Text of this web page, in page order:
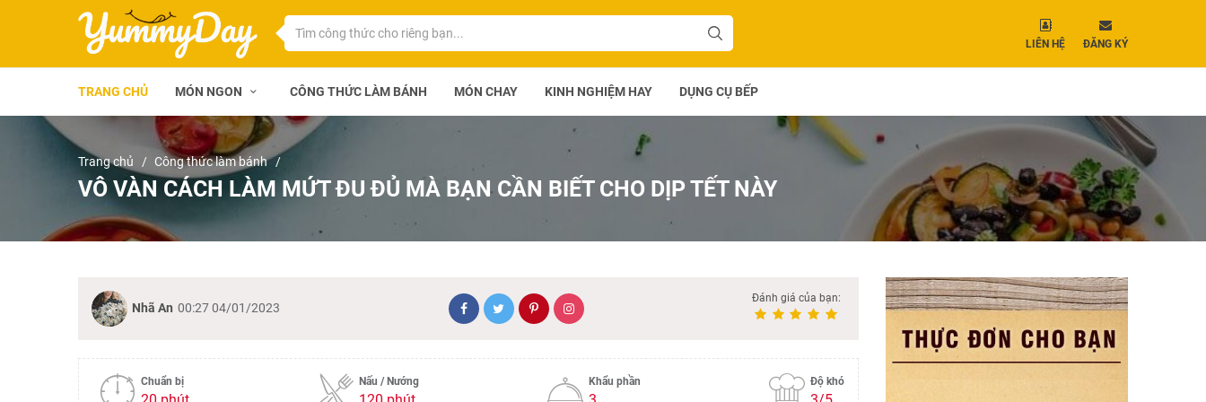
LIÊN HỆ ĐĂNG KÝ
TRANG CHỦ MÓN NGON CÔNG THỨC LÀM BÁNH MÓN CHAY KINH NGHIỆM HAY DỤNG CỤ BẾP
Trang chủ Công thức làm bánh
VÔ VÀN CÁCH LÀM MỨT ĐU ĐỦ MÀ BẠN CẦN BIẾT CHO DỊP TẾT NÀY
Nhã An 00:27 04/01/2023
Đánh giá của bạn:
Chuẩn bị Nấu / Nướng Khẩu phần Độ khó